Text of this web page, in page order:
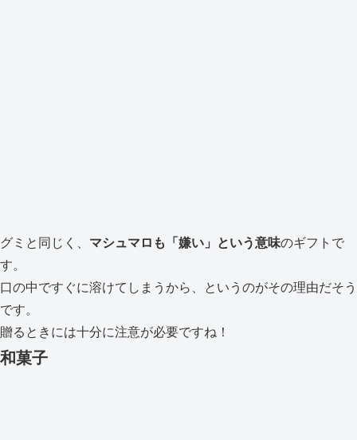
グミと同じく、 マシュマロも「嫌い」という意味のギフトで
す。
口の中ですぐに溶けてしまうから、というのがその理由だそう
です。
贈るときには十分に注意が必要ですね！
和菓子